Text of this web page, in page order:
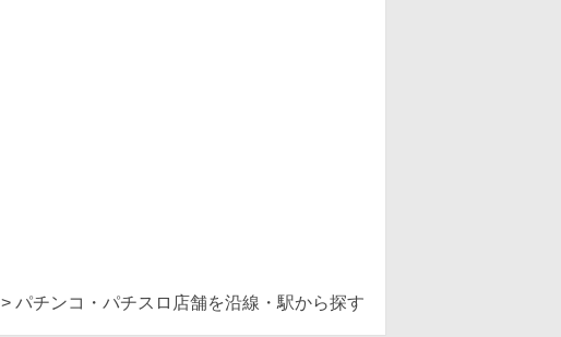
> パチンコ・パチスロ店舗を沿線・駅から探す